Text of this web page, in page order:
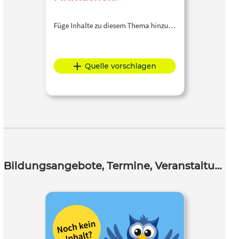
Füge Inhalte zu diesem Thema hinzu…
Quelle vorschlagen
Bildungsangebote, Termine, Veranstaltungen